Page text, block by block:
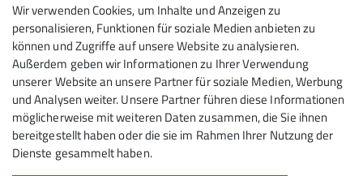
Mitmachen
Wir verwenden Cookies, um Inhalte und Anzeigen zu
personalisieren, Funktionen für soziale Medien anbieten zu
können und Zugriffe auf unsere Website zu analysieren.
Außerdem geben wir Informationen zu Ihrer Verwendung
unserer Website an unsere Partner für soziale Medien, Werbung
und Analysen weiter. Unsere Partner führen diese Informationen
möglicherweise mit weiteren Daten zusammen, die Sie ihnen
bereitgestellt haben oder die sie im Rahmen Ihrer Nutzung der
Dienste gesammelt haben.